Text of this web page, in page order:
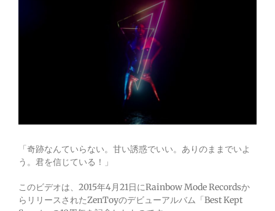
「奇跡なんていらない。甘い誘惑でいい。ありのままでいよ
う。君を信じている！」
このビデオは、2015年4月21日にRainbow Mode Recordsか
らリリースされたZenToyのデビューアルバム「Best Kept